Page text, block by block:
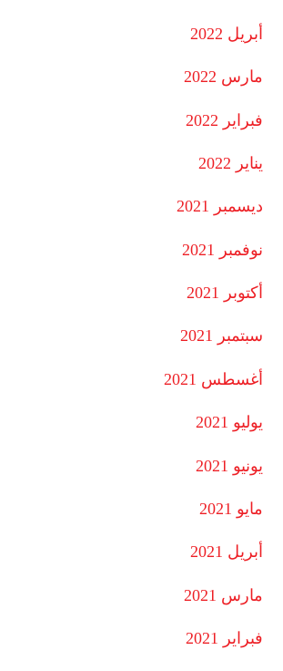
أبريل 2022
مارس 2022
فبراير 2022
يناير 2022
ديسمبر 2021
نوفمبر 2021
أكتوبر 2021
سبتمبر 2021
أغسطس 2021
يوليو 2021
يونيو 2021
مايو 2021
أبريل 2021
مارس 2021
فبراير 2021